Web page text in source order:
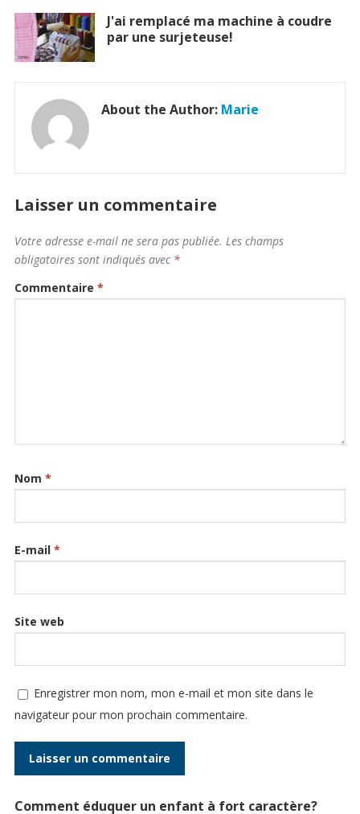
J'ai remplacé ma machine à coudre
par une surjeteuse!
About the Author: Marie
Laisser un commentaire
Votre adresse e-mail ne sera pas publiée. Les champs
obligatoires sont indiqués avec *
Commentaire *
Nom *
E-mail *
Site web
Enregistrer mon nom, mon e-mail et mon site dans le
navigateur pour mon prochain commentaire.
Comment éduquer un enfant à fort caractère?